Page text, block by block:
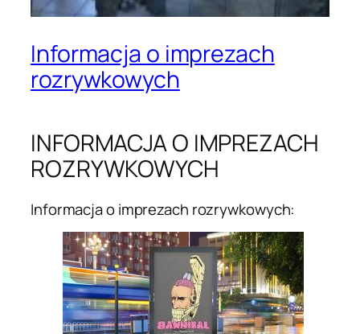
Informacja o imprezach
rozrywkowych
INFORMACJA O IMPREZACH
ROZRYWKOWYCH
Informacja o imprezach rozrywkowych: